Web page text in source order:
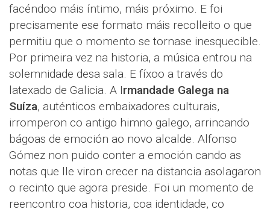
facéndoo máis íntimo, máis próximo. E foi
precisamente ese formato máis recolleito o que
permitiu que o momento se tornase inesquecible.
Por primeira vez na historia, a música entrou na
solemnidade desa sala. E fíxoo a través do
latexado de Galicia. A Irmandade Galega na
Suíza, auténticos embaixadores culturais,
irromperon co antigo himno galego, arrincando
bágoas de emoción ao novo alcalde. Alfonso
Gómez non puido conter a emoción cando as
notas que lle viron crecer na distancia asolagaron
o recinto que agora preside. Foi un momento de
reencontro coa historia, coa identidade, co